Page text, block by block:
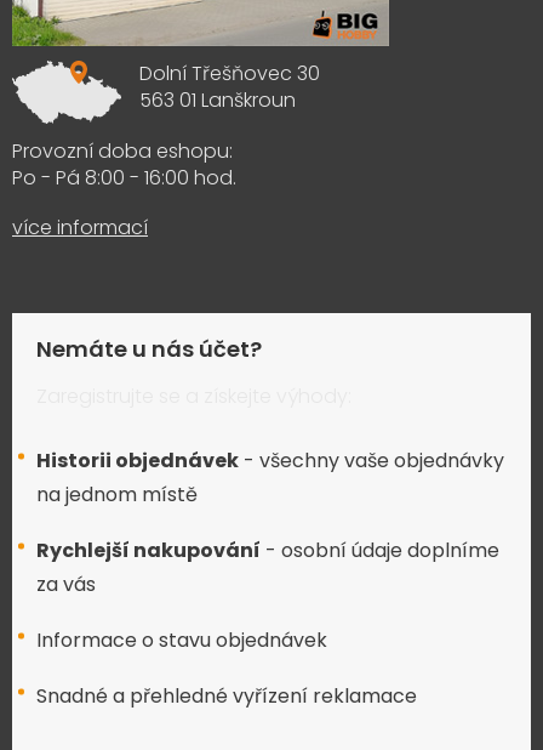
Dolní Třešňovec 30
563 01 Lanškroun
Provozní doba eshopu:
Po - Pá 8:00 - 16:00 hod.
více informací
Nemáte u nás účet?
Historii objednávek - všechny vaše objednávky
na jednom místě
Rychlejší nakupování - osobní údaje doplníme
za vás
Informace o stavu objednávek
Snadné a přehledné vyřízení reklamace